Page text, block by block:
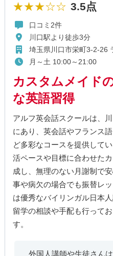
★★★☆☆ 3.5点
口コミ2件
川口駅より徒歩3分
埼玉県川口市栄町3-2-26
月～土 10:00～21:00
カスタムメイド
な英語習得
アルフ英会話スクールは、
にあり、英会話やフランス
ど多彩なコースを提供して
活ペースや目標に合わせた
成し、無理のない月謝制で
事や病欠の場合でも振替レ
は優秀なバイリンガル日本
留学の相談や手配も行って
す。
外国人講師や生徒さん